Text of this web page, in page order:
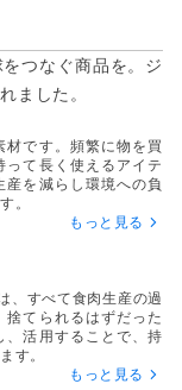
つなぐ商品を。ジ
ました。
です。頻繁に物を買
って長く使えるアイテ
産を減らし環境への負
。
もっと見る
、すべて食肉生産の過
てられるはずだった
、活用することで、持
す。
もっと見る